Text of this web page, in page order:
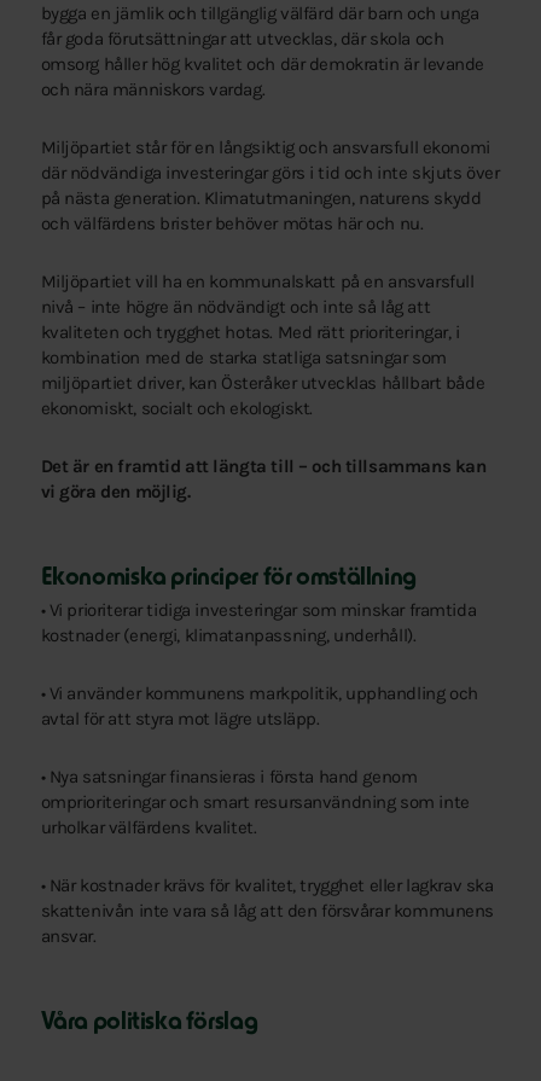
bygga en jämlik och tillgänglig välfärd där barn och unga
får goda förutsättningar att utvecklas, där skola och
omsorg håller hög kvalitet och där demokratin är levande
och nära människors vardag.
Miljöpartiet står för en långsiktig och ansvarsfull ekonomi
där nödvändiga investeringar görs i tid och inte skjuts över
på nästa generation. Klimatutmaningen, naturens skydd
och välfärdens brister behöver mötas här och nu.
Miljöpartiet vill ha en kommunalskatt på en ansvarsfull
nivå – inte högre än nödvändigt och inte så låg att
kvaliteten och trygghet hotas. Med rätt prioriteringar, i
kombination med de starka statliga satsningar som
miljöpartiet driver, kan Österåker utvecklas hållbart både
ekonomiskt, socialt och ekologiskt.
Det är en framtid att längta till – och tillsammans kan
vi göra den möjlig.
Ekonomiska principer för omställning
• Vi prioriterar tidiga investeringar som minskar framtida
kostnader (energi, klimatanpassning, underhåll).
• Vi använder kommunens markpolitik, upphandling och
avtal för att styra mot lägre utsläpp.
• Nya satsningar finansieras i första hand genom
omprioriteringar och smart resursanvändning som inte
urholkar välfärdens kvalitet.
• När kostnader krävs för kvalitet, trygghet eller lagkrav ska
skattenivån inte vara så låg att den försvårar kommunens
ansvar.
Våra politiska förslag